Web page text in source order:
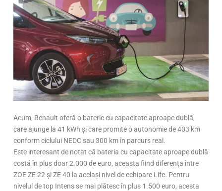
Acum, Renault oferă o baterie cu capacitate aproape dublă,
care ajunge la 41 kWh și care promite o autonomie de 403 km
conform ciclului NEDC sau 300 km în parcurs real.
Este interesant de notat că bateria cu capacitate aproape dublă
costă în plus doar 2.000 de euro, aceasta fiind diferența între
ZOE ZE 22 și ZE 40 la același nivel de echipare Life. Pentru
nivelul de top Intens se mai plătesc în plus 1.500 euro, acesta